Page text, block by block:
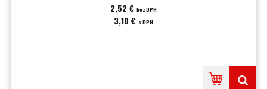
2,52 € bez DPH
3,10 € s DPH